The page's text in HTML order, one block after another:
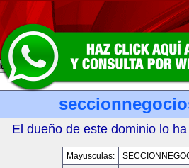
El dueño de este dominio lo
Mayusculas: